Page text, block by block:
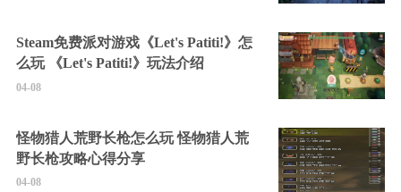
Steam免费派对游戏《Let's Patiti!》怎
么玩 《Let's Patiti!》玩法介绍
04-08
怪物猎人荒野长枪怎么玩 怪物猎人荒
野长枪攻略心得分享
04-08